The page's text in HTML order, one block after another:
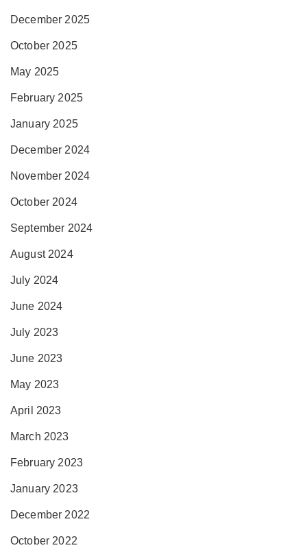
December 2025
October 2025
May 2025
February 2025
January 2025
December 2024
November 2024
October 2024
September 2024
August 2024
July 2024
June 2024
July 2023
June 2023
May 2023
April 2023
March 2023
February 2023
January 2023
December 2022
October 2022